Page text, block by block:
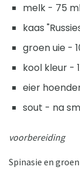
melk - 75
kaas
groen uie -
kool kleur -
eier
sout - na
voorbereiding
Spinasie en